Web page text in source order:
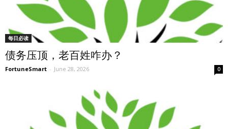
每日必读
债务压顶，老百姓咋办？
FortuneSmart - June 28, 2026 0